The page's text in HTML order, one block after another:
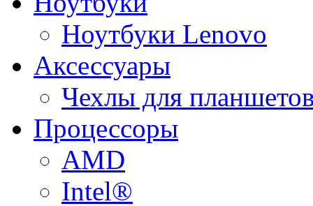
Ноутбуки Lenovo
Аксессуары
Чехлы для
Процессоры
AMD
Intel®